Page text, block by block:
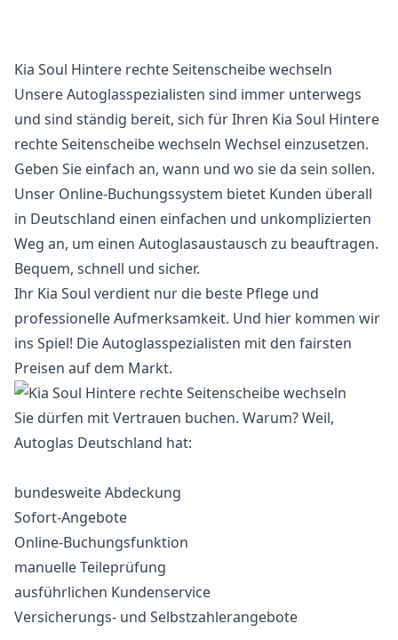
Kia Soul Hintere rechte Seitenscheibe wechseln
Unsere Autoglasspezialisten sind immer unterwegs
und sind ständig bereit, sich für Ihren Kia Soul Hintere
rechte Seitenscheibe wechseln Wechsel einzusetzen.
Geben Sie einfach an, wann und wo sie da sein sollen.
Unser Online-Buchungssystem bietet Kunden überall
in Deutschland einen einfachen und unkomplizierten
Weg an, um einen Autoglasaustausch zu beauftragen.
Bequem, schnell und sicher.
Ihr Kia Soul verdient nur die beste Pflege und
professionelle Aufmerksamkeit. Und hier kommen wir
ins Spiel! Die Autoglasspezialisten mit den fairsten
Preisen auf dem Markt.
Sie dürfen mit Vertrauen buchen. Warum? Weil,
Autoglas Deutschland hat:
bundesweite Abdeckung
Sofort-Angebote
Online-Buchungsfunktion
manuelle Teileprüfung
ausführlichen Kundenservice
Versicherungs- und Selbstzahlerangebote